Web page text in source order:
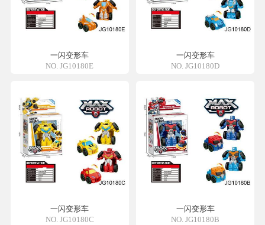
一闪变形车
NO. JG10180E
一闪变形车
NO. JG10180D
一闪变形车
NO. JG10180C
一闪变形车
NO. JG10180B